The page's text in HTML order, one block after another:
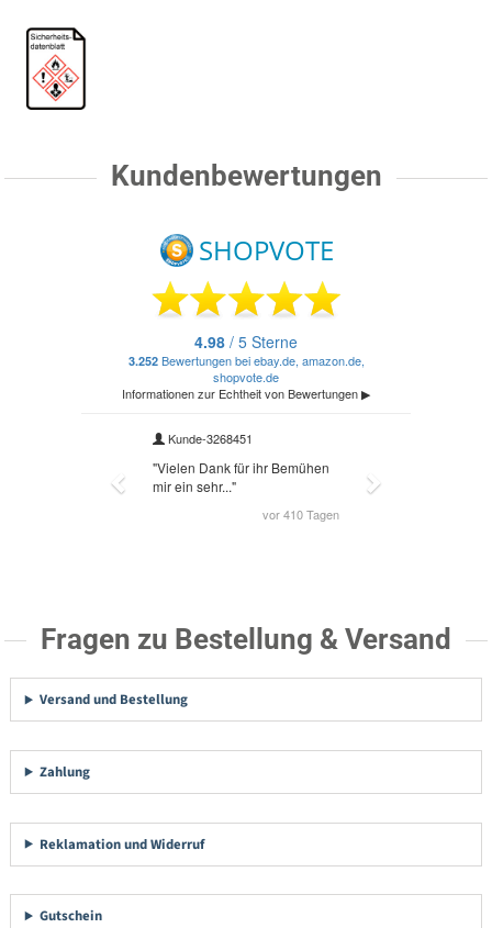
Kundenbewertungen
Fragen zu Bestellung & Versand
Versand und Bestellung
Zahlung
Reklamation und Widerruf
Gutschein